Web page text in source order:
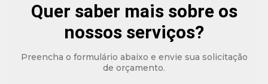
Quer saber mais sobre os
nossos serviços?
Preencha o formulário abaixo e envie sua solicitação
de orçamento.